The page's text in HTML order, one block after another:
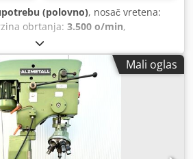
(polovno), nosač vretena:
obrtanja: 3.500 o/min,
130 o/min
S Bušilica, stubna bušilica Hod
300 mm Držač alata: MK 4 Stezna
regulisan broj obrtaja: 130 -
I Tjx Ai Sekr Brzina
mm/min Uređaj za navijanje navoja
čeljust Slobodno nas posetite
vam organizovati povoljan
račun. Za strane kupce
Mali oglas